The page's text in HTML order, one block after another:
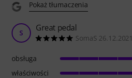
Pokaż tłumaczenia
S Great pedal
SomaS 26.12.2021
obsługa
właściwości